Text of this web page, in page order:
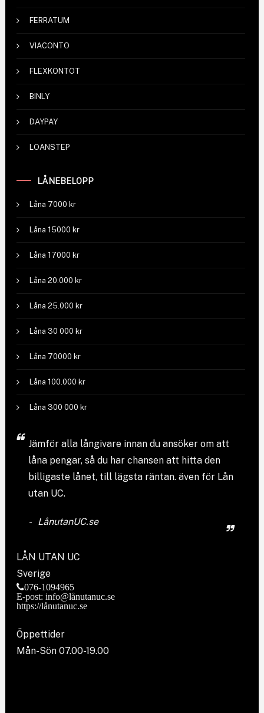
FERRATUM
VIACONTO
FLEXKONTOT
BINLY
DAYPAY
LOANSTEP
LÅNEBELOPP
Låna 7000 kr
Låna 15000 kr
Låna 17000 kr
Låna 20.000 kr
Låna 25.000 kr
Låna 30 000 kr
Låna 70000 kr
Låna 100.000 kr
Låna 300 000 kr
Jämför alla långivareinnan du ansöker om att
låna pengar, så du har chansen att hitta den
billigaste lånet, till lägsta räntan. även för Lån
utan UC.
LånutanUC.se
LÅN UTAN UC
Sverige
076-1094965
E-post: info@lånutanuc.se
https://lånutanuc.se
Öppettider
Mån-Sön 07.00-19.00